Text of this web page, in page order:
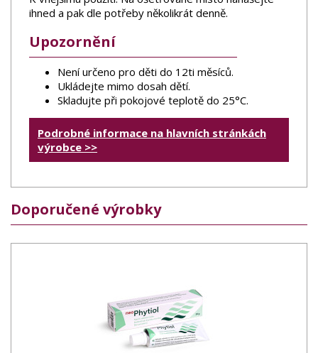
ihned a pak dle potřeby několikrát denně.
Upozornění
Není určeno pro děti do 12ti měsíců.
Ukládejte mimo dosah dětí.
Skladujte při pokojové teplotě do 25°C.
Podrobné informace na hlavních stránkách
výrobce >>
Doporučené výrobky